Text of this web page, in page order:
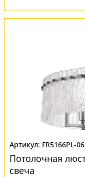
FR5166PL-
Потолочная
свеча